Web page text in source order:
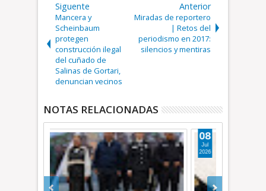
Siguente
Mancera y
Scheinbaum
protegen
construcción ilegal
del cuñado de
Salinas de Gortari,
denuncian vecinos
Anterior
Miradas de reportero
| Retos del
periodismo en 2017:
silencios y mentiras
NOTAS RELACIONADAS
08
Jul
2026